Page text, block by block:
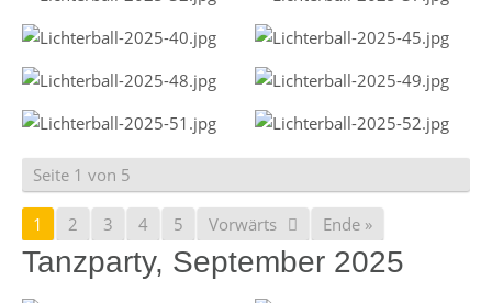
Seite 1 von 5
1 2 3 4 5 Vorwärts Ende »
Tanzparty, September 2025